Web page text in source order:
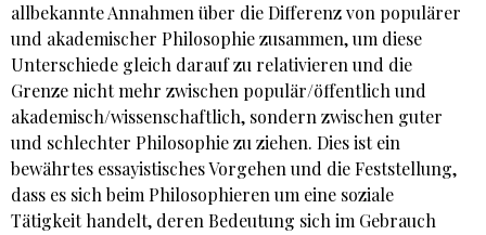
allbekannte Annahmen über die Differenz von populärer
und akademischer Philosophie zusammen, um diese
Unterschiede gleich darauf zu relativieren und die
Grenze nicht mehr zwischen populär/öffentlich und
akademisch/wissenschaftlich, sondern zwischen guter
und schlechter Philosophie zu ziehen. Dies ist ein
bewährtes essayistisches Vorgehen und die Feststellung,
dass es sich beim Philosophieren um eine soziale
Tätigkeit handelt, deren Bedeutung sich im Gebrauch